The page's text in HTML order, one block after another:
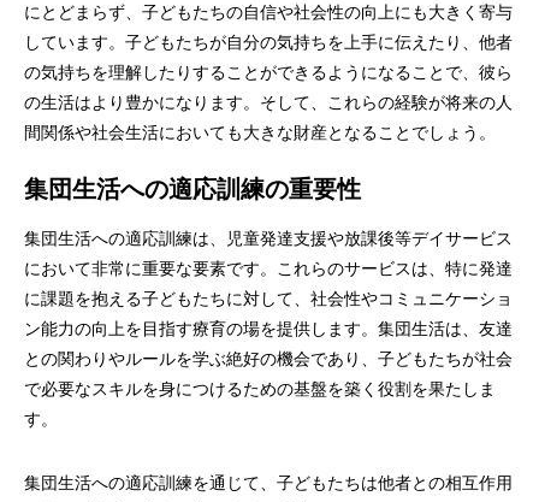
にとどまらず、子どもたちの自信や社会性の向上にも大きく寄与
しています。子どもたちが自分の気持ちを上手に伝えたり、他者
の気持ちを理解したりすることができるようになることで、彼ら
の生活はより豊かになります。そして、これらの経験が将来の人
間関係や社会生活においても大きな財産となることでしょう。
集団生活への適応訓練の重要性
集団生活への適応訓練は、児童発達支援や放課後等デイサービス
において非常に重要な要素です。これらのサービスは、特に発達
に課題を抱える子どもたちに対して、社会性やコミュニケーショ
ン能力の向上を目指す療育の場を提供します。集団生活は、友達
との関わりやルールを学ぶ絶好の機会であり、子どもたちが社会
で必要なスキルを身につけるための基盤を築く役割を果たしま
す。
集団生活への適応訓練を通じて、子どもたちは他者との相互作用